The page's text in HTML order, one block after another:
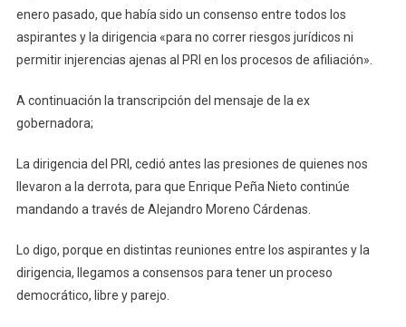
enero pasado, que había sido un consenso entre todos los
aspirantes y la dirigencia «para no correr riesgos jurídicos ni
permitir injerencias ajenas al PRI en los procesos de afiliación».
A continuación la transcripción del mensaje de la ex
gobernadora;
La dirigencia del PRI, cedió antes las presiones de quienes nos
llevaron a la derrota, para que Enrique Peña Nieto continúe
mandando a través de Alejandro Moreno Cárdenas.
Lo digo, porque en distintas reuniones entre los aspirantes y la
dirigencia, llegamos a consensos para tener un proceso
democrático, libre y parejo.